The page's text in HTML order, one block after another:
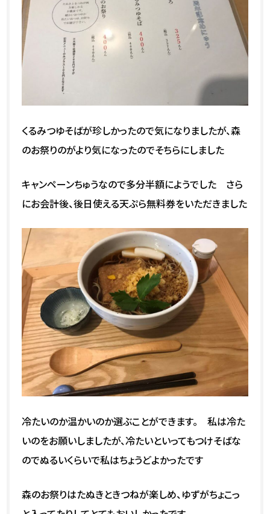
くるみつゆそばが珍しかったので気になりましたが、森
のお祭りのがより気になったのでそちらにしました
キャンペーンちゅうなので多分半額にようでした さら
にお会計後、後日使える天ぷら無料券をいただきました
冷たいのか温かいのか選ぶことができます。 私は冷た
いのをお願いしましたが、冷たいといってもつけそばな
のでぬるいくらいで私はちょうどよかったです
森のお祭りはたぬきときつねが楽しめ、ゆずがちょこっ